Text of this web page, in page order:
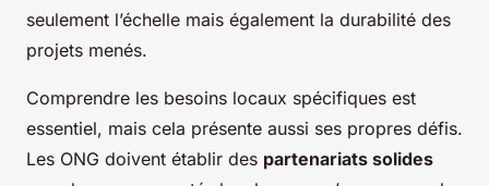
seulement l’échelle mais également la durabilité des
projets menés.
Comprendre les besoins locaux spécifiques est
essentiel, mais cela présente aussi ses propres défis.
Les ONG doivent établir des partenariats solides